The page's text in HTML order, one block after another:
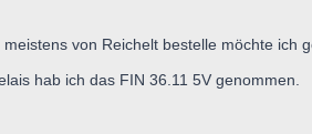
von Reichelt bestelle möchte ich
hab ich das FIN 36.11 5V genommen.